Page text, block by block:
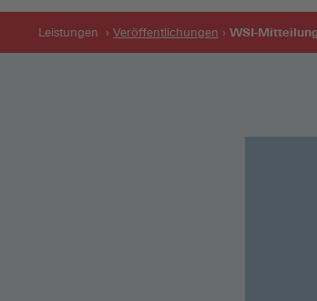
Leistungen Veröffentlichungen WSI-